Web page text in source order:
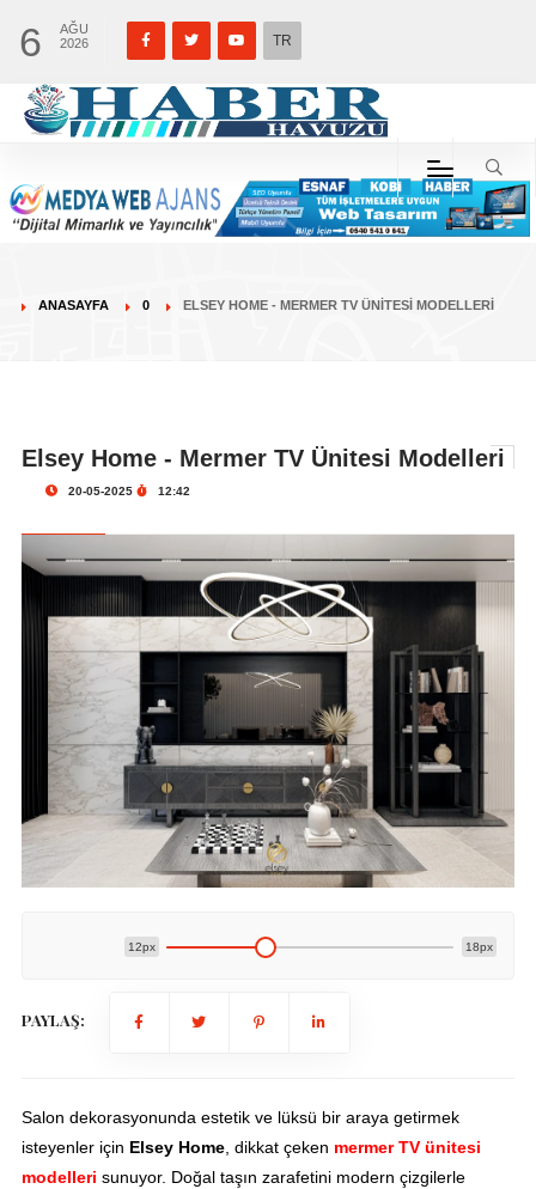
6
AĞU
2026
TR
ANASAYFA 0 ELSEY HOME - MERMER TV ÜNITESI MODELLERI
Elsey Home - Mermer TV Ünitesi Modelleri
20-05-2025 12:42
12px 18px
PAYLAŞ:
Salon dekorasyonunda estetik ve lüksü bir araya getirmek
isteyenler için Elsey Home, dikkat çeken mermer TV ünitesi
modelleri sunuyor. Doğal taşın zarafetini modern çizgilerle